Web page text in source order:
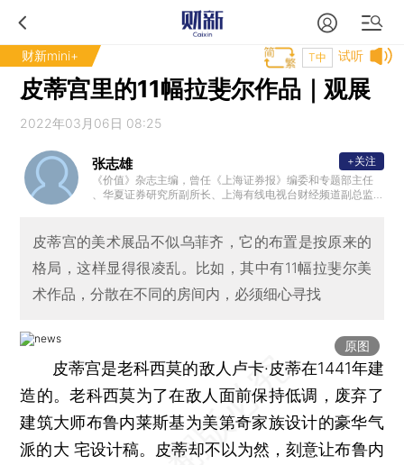
财新mini+ 试听
T中
皮蒂宫里的11幅拉斐尔作品｜观展
2022年03月06日 08:25
张志雄
《价值》杂志主编，曾任《上海证券报》编委和专题部主任
、华夏证券研究所副所长、上海有线电视台财经频道副总监
+关注
皮蒂宫的美术展品不似乌菲齐，它的布置是按原来的
格局，这样显得很凌乱。比如，其中有11幅拉斐尔美
术作品，分散在不同的房间内，必须细心寻找
原图
皮蒂宫是老科西莫的敌人卢卡·皮蒂在1441年建
造的。老科西莫为了在敌人面前保持低调，废弃了
建筑大师布鲁内莱斯基为美第奇家族设计的豪华气
派的大 宅设计稿。皮蒂却不以为然，刻意让布鲁内